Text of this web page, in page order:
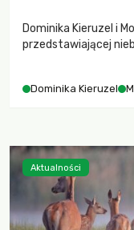
Dominika Kieruzel i
przedstawiającej
Dominika Kieruzel
Aktualności